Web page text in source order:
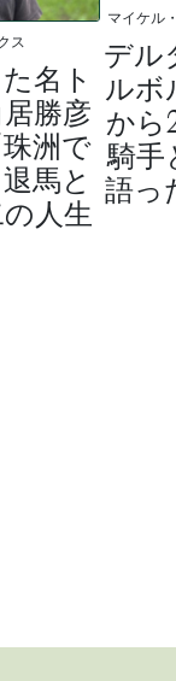
ス
名ト
勝彦
洲で
馬と
人生
マイケル
デル
ルボ
から
騎手
語っ